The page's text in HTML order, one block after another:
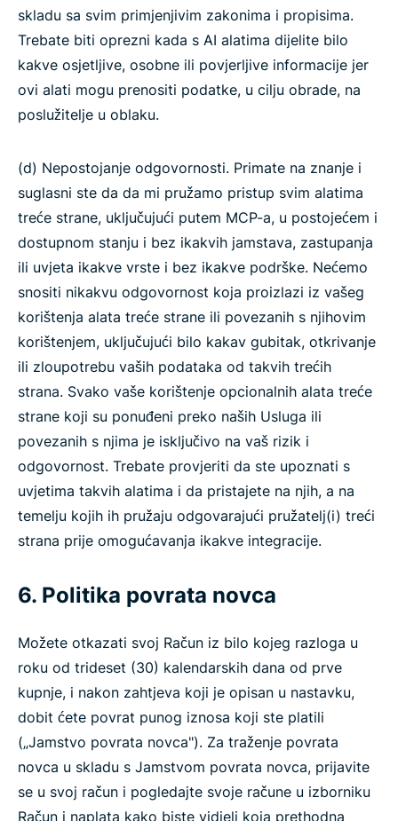
skladu sa svim primjenjivim zakonima i propisima.
Trebate biti oprezni kada s AI alatima dijelite bilo
kakve osjetljive, osobne ili povjerljive informacije jer
ovi alati mogu prenositi podatke, u cilju obrade, na
poslužitelje u oblaku.
(d) Nepostojanje odgovornosti. Primate na znanje i
suglasni ste da da mi pružamo pristup svim alatima
treće strane, uključujući putem MCP-a, u postojećem i
dostupnom stanju i bez ikakvih jamstava, zastupanja
ili uvjeta ikakve vrste i bez ikakve podrške. Nećemo
snositi nikakvu odgovornost koja proizlazi iz vašeg
korištenja alata treće strane ili povezanih s njihovim
korištenjem, uključujući bilo kakav gubitak, otkrivanje
ili zloupotrebu vaših podataka od takvih trećih
strana. Svako vaše korištenje opcionalnih alata treće
strane koji su ponuđeni preko naših Usluga ili
povezanih s njima je isključivo na vaš rizik i
odgovornost. Trebate provjeriti da ste upoznati s
uvjetima takvih alatima i da pristajete na njih, a na
temelju kojih ih pružaju odgovarajući pružatelj(i) treći
strana prije omogućavanja ikakve integracije.
6. Politika povrata novca
Možete otkazati svoj Račun iz bilo kojeg razloga u
roku od trideset (30) kalendarskih dana od prve
kupnje, i nakon zahtjeva koji je opisan u nastavku,
dobit ćete povrat punog iznosa koji ste platili
(„Jamstvo povrata novca"). Za traženje povrata
novca u skladu s Jamstvom povrata novca, prijavite
se u svoj račun i pogledajte svoje račune u izborniku
Račun i naplata kako biste vidjeli koja prethodna